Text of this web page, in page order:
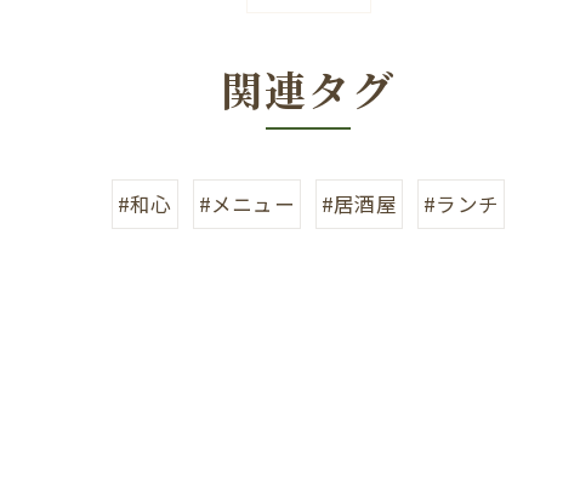
関連タグ
#和心 #メニュー #居酒屋 #ランチ